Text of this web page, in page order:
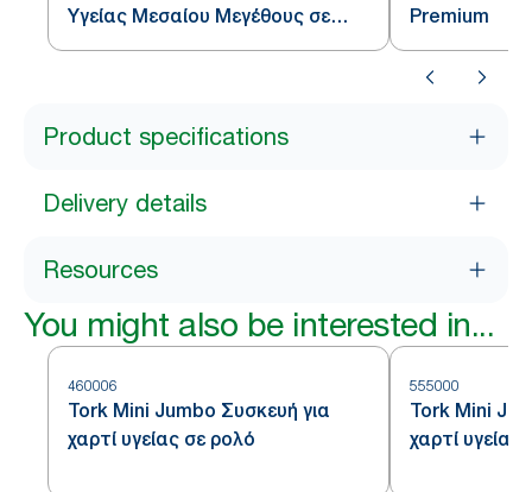
Υγείας Μεσαίου Μεγέθους σε
Ρολό - Τρίφυλλο
Premium
Product specifications
Delivery details
Resources
You might also be interested in...
460006
Tork Mini Jumbo Συσκευή για
χαρτί υγείας σε ρολό
555000
Tork Mini
χαρτί υγείας